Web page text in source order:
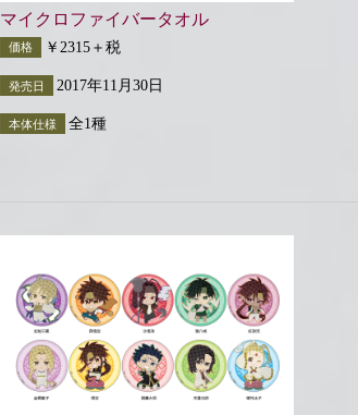
マイクロファイバータオル
価格 ￥2315＋税
発売日 2017年11月30日
本体仕様 全1種